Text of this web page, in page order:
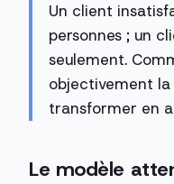
Un client
personnes ; un
seulement.
objectivement
transformer en
Le modèle